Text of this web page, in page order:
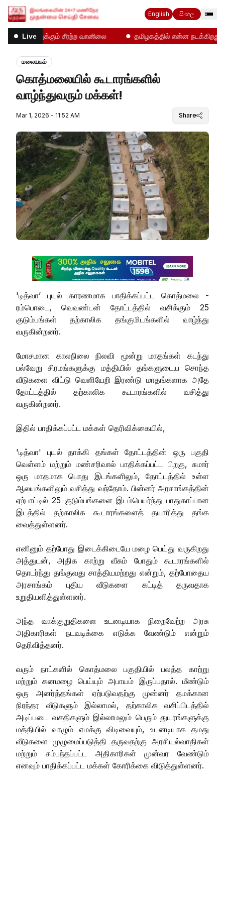
English සිංහල
Live
நாட்டை உலுக்கும் சீரற்ற வானிலை தமிழகத்தில் என்ன நடக்கிறது!
மலையகம்
கொத்மலையில் கூடாரங்களில்
வாழ்ந்துவரும் மக்கள்!
Mar 1, 2026 - 11:52 AM Share
'டித்வா’ புயல் காரணமாக பாதிக்கப்பட்ட கொத்மலை -
ரம்பொடை, வெவண்டன் தோட்டத்தில் வசிக்கும் 25
குடும்பங்கள் தற்காலிக தங்குமிடங்களில் வாழ்ந்து
வருகின்றனர்.
மோசமான காலநிலை நிலவி மூன்று மாதங்கள் கடந்து
பல்வேறு சிரமங்களுக்கு மத்தியில் தங்களுடைய சொந்த
வீடுகளை விட்டு வெளியேறி இரண்டு மாதங்களாக அதே
தோட்டத்தில் தற்காலிக கூடாரங்களில் வசித்து
வருகின்றனர்.
இதில் பாதிக்கப்பட்ட மக்கள் தெரிவிக்கையில்,
'டித்வா' புயல் தாக்கி தங்கள் தோட்டத்தின் ஒரு பகுதி
வெள்ளம் மற்றும் மண்சரிவால் பாதிக்கப்பட்ட பிறகு, சுமார்
ஒரு மாதமாக பொது இடங்களிலும், தோட்டத்தில் உள்ள
ஆலயங்களிலும் வசித்து வந்தோம். பின்னர் அரசாங்கத்தின்
ஏற்பாட்டில் 25 குடும்பங்களை இடம்பெயர்ந்து பாதுகாப்பான
இடத்தில் தற்காலிக கூடாரங்களைத் தயாரித்து தங்க
வைத்துள்ளனர்.
எனினும் தற்போது இடைக்கிடையே மழை பெய்து வருகிறது
அத்துடன், அதிக காற்று வீசும் போதும் கூடாரங்களில்
தொடர்ந்து தங்குவது சாத்தியமற்றது என்றும், தற்போதைய
அரசாங்கம் புதிய வீடுகளை கட்டித் தருவதாக
உறுதியளித்துள்ளனர்.
அந்த வாக்குறுதிகளை உடனடியாக நிறைவேற்ற அரசு
அதிகாரிகள் நடவடிக்கை எடுக்க வேண்டும் என்றும்
தெரிவித்தனர்.
வரும் நாட்களில் கொத்மலை பகுதியில் பலத்த காற்று
மற்றும் கனமழை பெய்யும் அபாயம் இருப்பதால். மீண்டும்
ஒரு அனர்த்தங்கள் ஏற்படுவதற்கு முன்னர் தமக்கான
நிரந்தர வீடுகளும் இல்லாமல், தற்காலிக வசிப்பிடத்தில்
அடிப்படை வசதிகளும் இல்லாமலும் பெரும் துயரங்களுக்கு
மத்தியில் வாழும் எமக்கு விடிவையும், உடனடியாக தமது
வீடுகளை முழுமைப்படுத்தி தருவதற்கு அரசியல்வாதிகள்
மற்றும் சம்பந்தப்பட்ட அதிகாரிகள் முன்வர வேண்டும்
எனவும் பாதிக்கப்பட்ட மக்கள் கோரிக்கை விடுத்துள்ளனர்.